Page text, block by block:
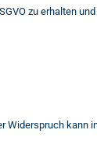
zu erhalten
Widerspruch kann